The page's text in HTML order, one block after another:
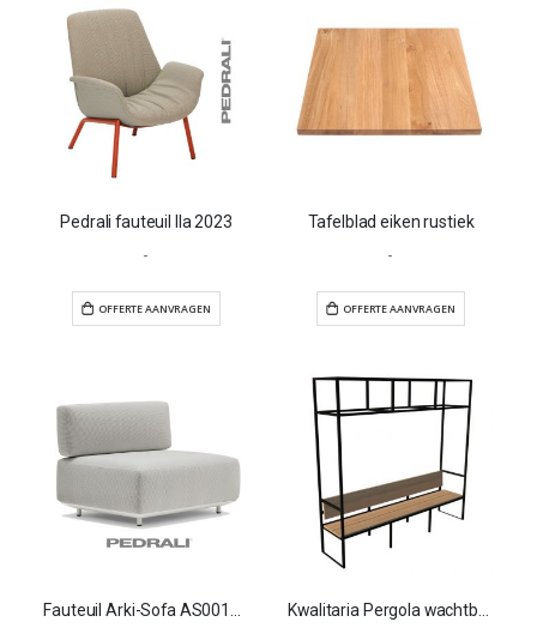
OFFERTE AANVRAGEN OFFERTE
Pedrali fauteuil Ila 2023
-
Tafelblad eiken rustiek
-
Fauteuil Arki-Sofa AS0010 Outdoor
Kwalitaria Pergola wachtbank 2600